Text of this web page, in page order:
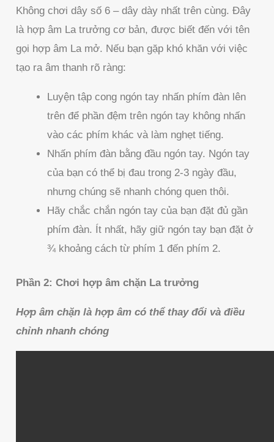
Không chơi dây số 6 – dây dày nhất trên cùng. Đây
là hợp âm La trưởng cơ bản, được biết đến với tên
gọi hợp âm La mở. Nếu bạn gặp khó khăn với việc
tạo ra âm thanh rõ ràng:
Luyện tập cong ngón tay nhấn phím đàn lên
trên để phần đệm trên ngón tay không nhấn
vào các phím khác và làm nghẹt tiếng.
Nhấn phím đàn bằng đầu ngón tay. Ngón tay
của bạn có thể bị đau trong 2-3 ngày đầu,
nhưng chúng sẽ nhanh chóng quen thôi.
Hãy chắc chắn ngón tay của bạn đặt đủ gần
phím đàn. Ít nhất, hãy giữ ngón tay bạn đặt ở
¾ khoảng cách từ phím 1 đến phím 2.
Phần 2: Chơi hợp âm chặn La trưởng
Hợp âm chặn là hợp âm có thể thay đổi và điều
chỉnh nhanh chóng